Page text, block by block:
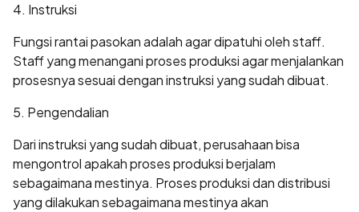
4. Instruksi
Fungsi rantai pasokan adalah agar dipatuhi oleh staff.
Staff yang menangani proses produksi agar menjalankan
prosesnya sesuai dengan instruksi yang sudah dibuat.
5. Pengendalian
Dari instruksi yang sudah dibuat, perusahaan bisa
mengontrol apakah proses produksi berjalam
sebagaimana mestinya. Proses produksi dan distribusi
yang dilakukan sebagaimana mestinya akan